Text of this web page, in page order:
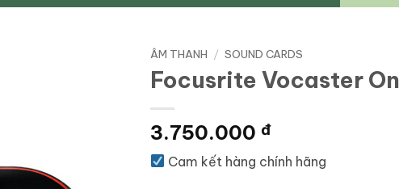
ÂM THANH / SOUND CARDS
Focusrite Vocaster
3.750.000 đ
Cam kết hàng chính hãng